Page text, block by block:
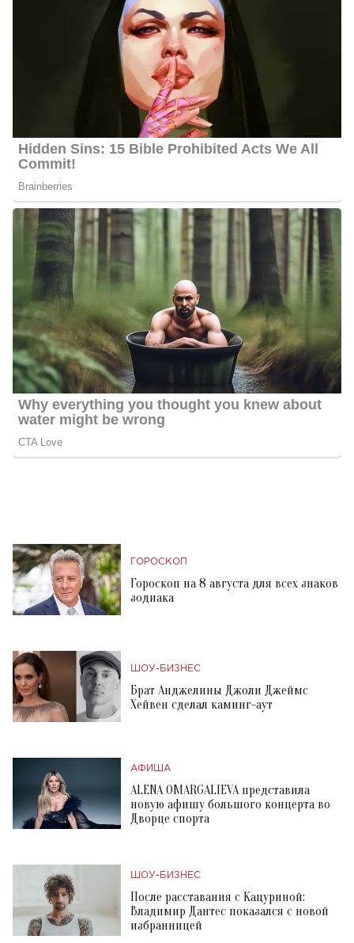
ГОРОСКОП
Гороскоп на 8 августа для всех знаков
зодиака
ШОУ-БИЗНЕС
Брат Анджелины Джоли Джеймс
Хейвен сделал каминг-аут
АФИША
ALENA OMARGALIEVA представила
новую афишу большого концерта во
Дворце спорта
ШОУ-БИЗНЕС
После расставания с Кацуриной:
Владимир Дантес показался с новой
избранницей